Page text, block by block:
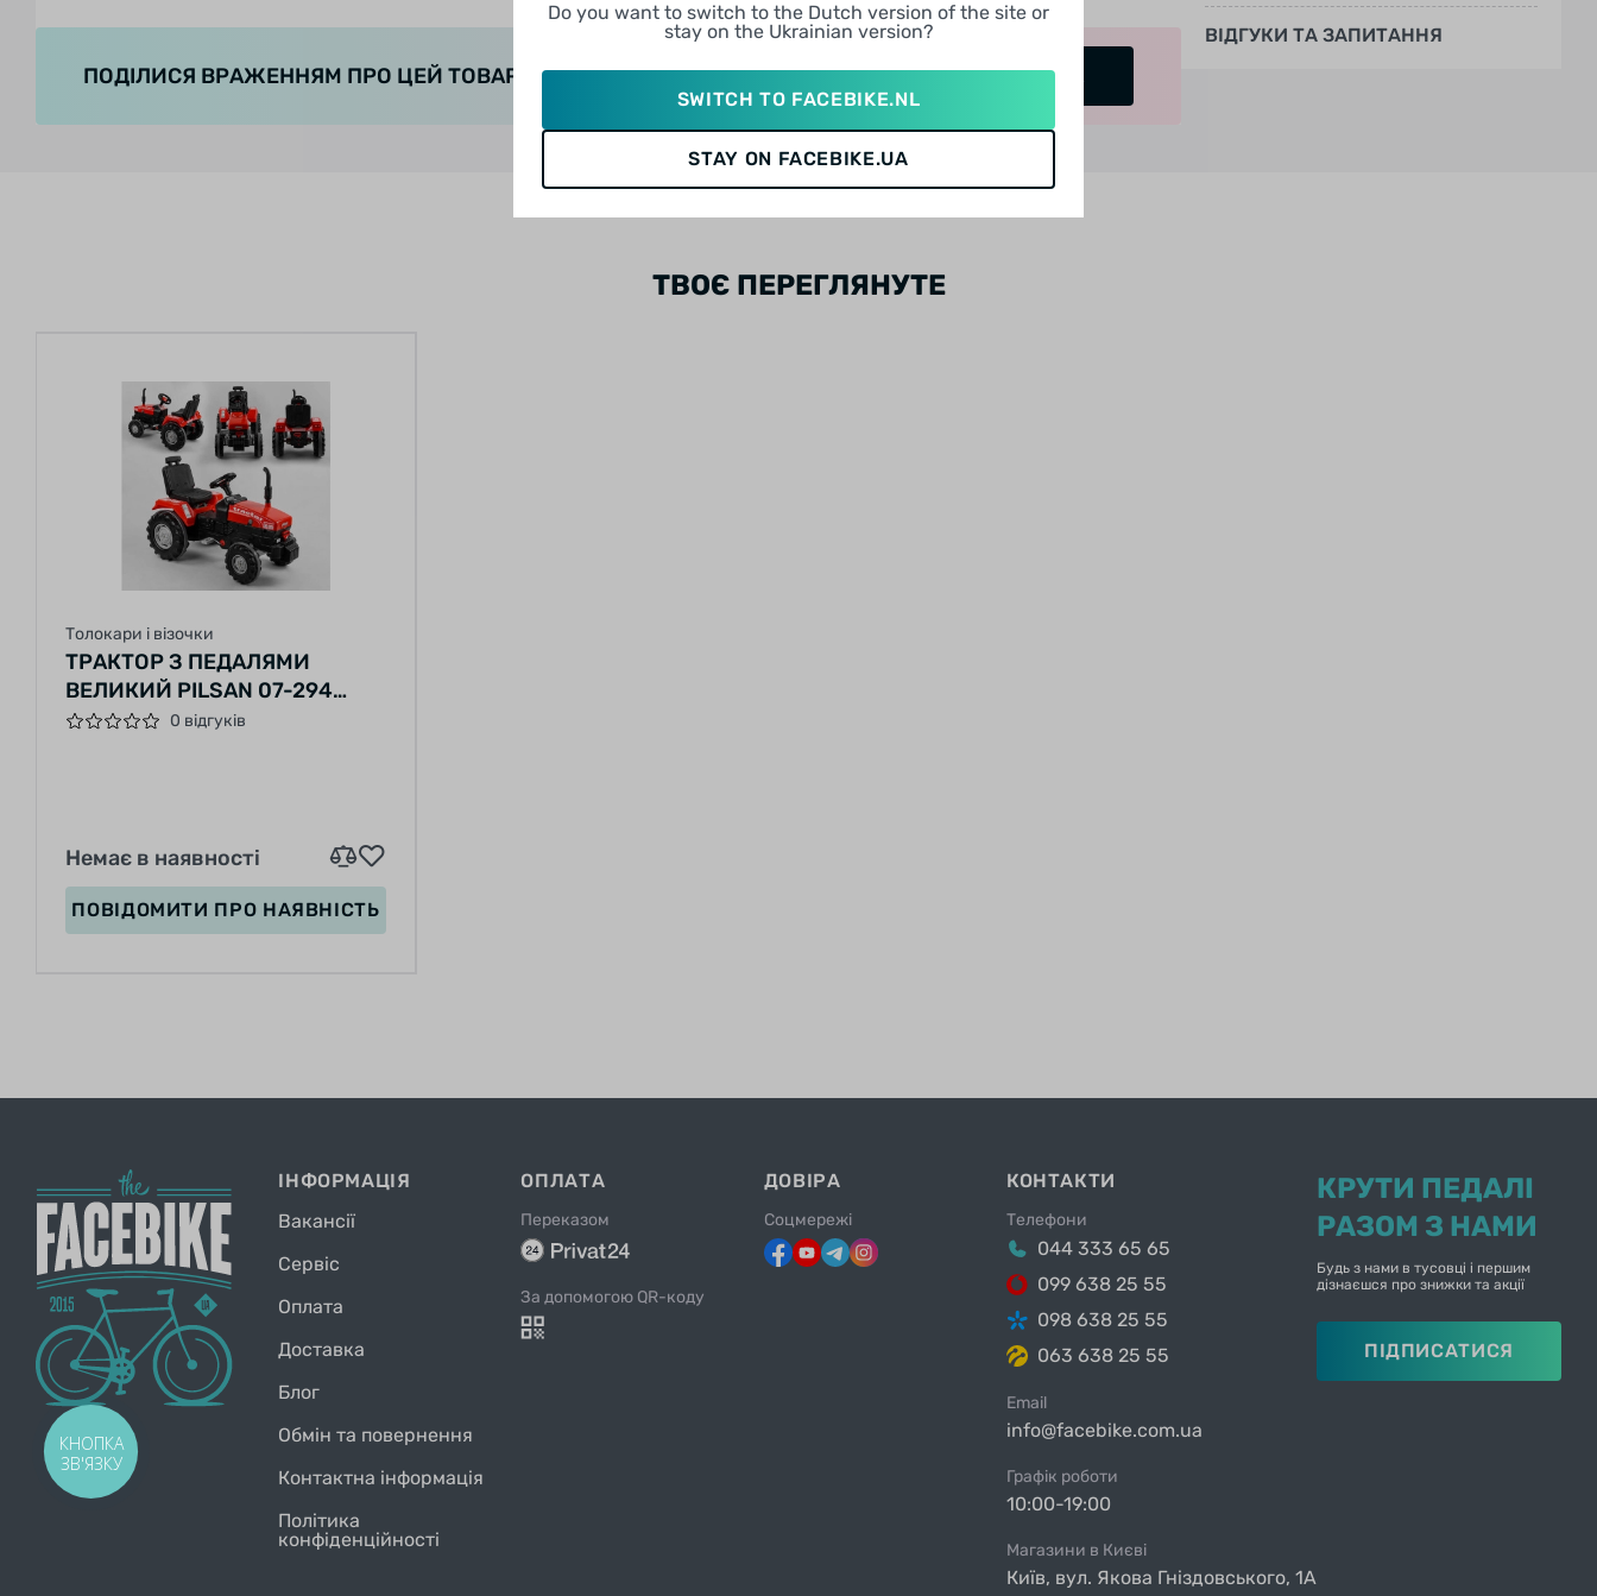
КНОПКА
ЗВ'ЯЗКУ
ПОДІЛИСЯ ВРАЖЕННЯМ ПРО ЦЕЙ ТОВАР НАПИСАТИ ВІДГУК
ВІДГУКИ ТА ЗАПИТАННЯ
ТВОЄ ПЕРЕГЛЯНУТЕ
Толокари і візочки
ТРАКТОР З ПЕДАЛЯМИ
ВЕЛИКИЙ PILSAN 07-294
КОЛІР ЧЕРВОНИЙ,
0 відгуків
Немає в наявності
ПОВІДОМИТИ ПРО НАЯВНІСТЬ
ІНФОРМАЦІЯ
Вакансії
Сервіс
Оплата
Доставка
Блог
Обмін та повернення
Контактна інформація
Політика
конфіденційності
ОПЛАТА
Переказом
За допомогою QR-коду
ДОВІРА
Соцмережі
КОНТАКТИ
Телефони
044 333 65 65
099 638 25 55
098 638 25 55
063 638 25 55
Email
info@facebike.com.ua
Графік роботи
10:00-19:00
Магазини в Києві
Київ, вул. Якова Гніздовського, 1А
КРУТИ ПЕДАЛІ
РАЗОМ З НАМИ
Будь з нами в тусовці і першим
дізнаєшся про знижки та акції
ПІДПИСАТИСЯ
Do you want to switch to the Dutch version of the site or
stay on the Ukrainian version?
SWITCH TO FACEBIKE.NL
STAY ON FACEBIKE.UA